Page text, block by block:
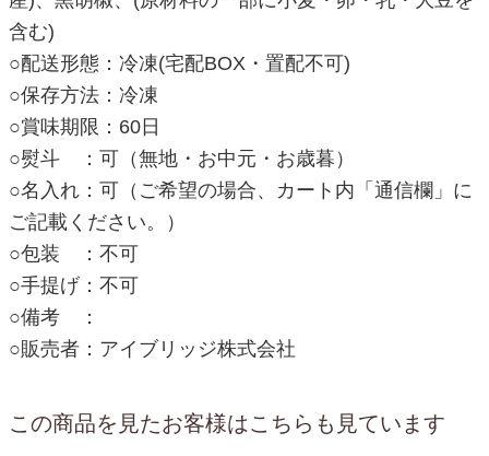
含む)
○配送形態：冷凍(宅配BOX・置配不可)
○保存方法：冷凍
○賞味期限：60日
○熨斗 ：可（無地・お中元・お歳暮）
○名入れ：可（ご希望の場合、カート内「通信欄」に
ご記載ください。）
○包装 ：不可
○手提げ：不可
○備考 ：
○販売者：アイブリッジ株式会社
この商品を見たお客様はこちらも見ています